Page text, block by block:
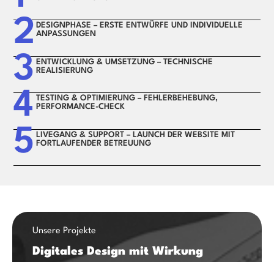
2 DESIGNPHASE – ERSTE ENTWÜRFE UND INDIVIDUELLE
ANPASSUNGEN
3 ENTWICKLUNG & UMSETZUNG – TECHNISCHE
REALISIERUNG
4
TESTING & OPTIMIERUNG – FEHLERBEHEBUNG,
PERFORMANCE-CHECK
5 LIVEGANG & SUPPORT – LAUNCH DER WEBSITE MIT
FORTLAUFENDER BETREUUNG
Unsere Projekte
Digitales Design mit Wirkung